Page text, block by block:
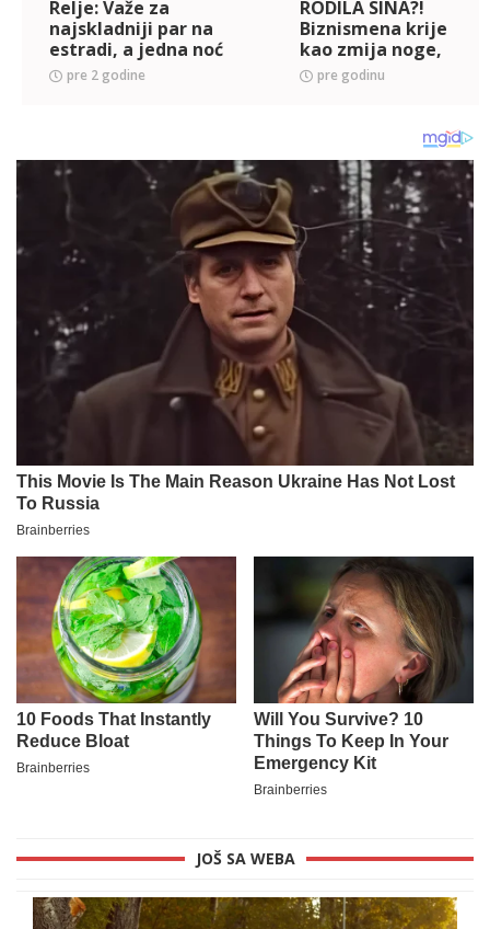
Relje: Važe za
najskladniji par na
estradi, a jedna noć
im je promenila
život
pre 2 godine
RODILA SINA?!
Biznismena krije
kao zmija noge,
nikad srećnija nije
bila u životu (FOTO)
pre godinu
JOŠ SA WEBA